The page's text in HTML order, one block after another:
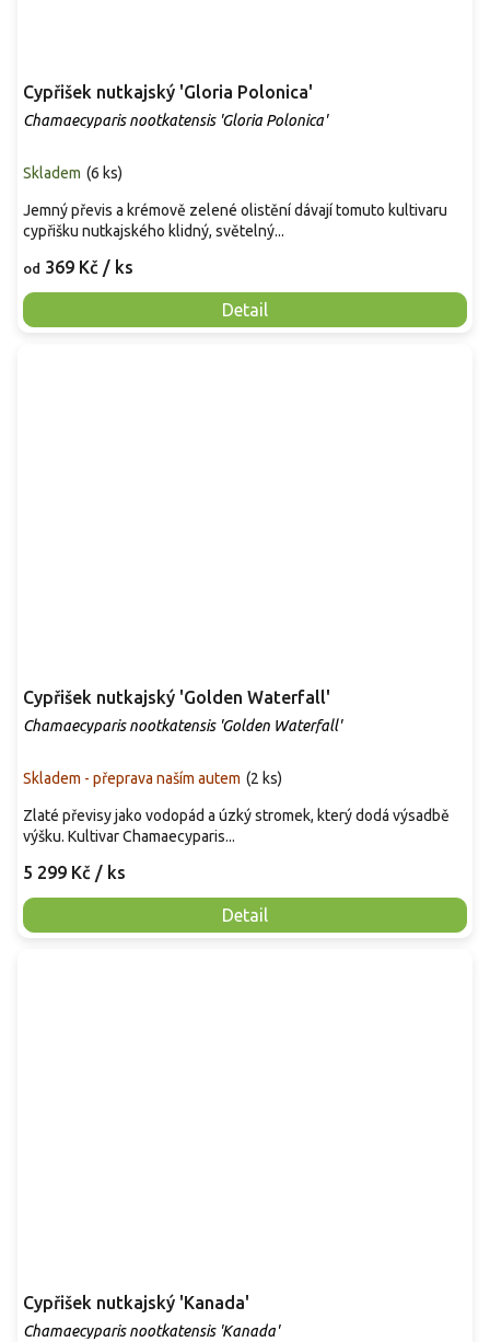
Cypřišek nutkajský 'Gloria Polonica'
Chamaecyparis nootkatensis 'Gloria Polonica'
Skladem (6 ks)
od 369 Kč / ks
Detail
Jemný převis a krémově zelené olistění dávají tomuto kultivaru
cypřišku nutkajského klidný, světelný...
Cypřišek nutkajský 'Golden Waterfall'
Chamaecyparis nootkatensis 'Golden Waterfall'
Skladem - přeprava naším autem (2 ks)
5 299 Kč / ks
Detail
Zlaté převisy jako vodopád a úzký stromek, který dodá výsadbě
výšku. Kultivar Chamaecyparis...
Cypřišek nutkajský 'Kanada'
Chamaecyparis nootkatensis 'Kanada'